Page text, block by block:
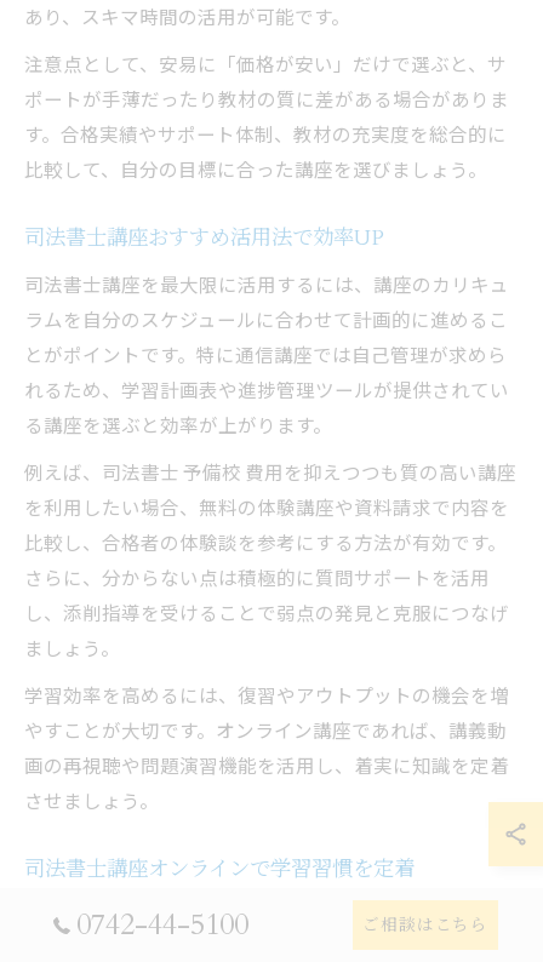
あり、スキマ時間の活用が可能です。
注意点として、安易に「価格が安い」だけで選ぶと、サ
ポートが手薄だったり教材の質に差がある場合がありま
す。合格実績やサポート体制、教材の充実度を総合的に
比較して、自分の目標に合った講座を選びましょう。
司法書士講座おすすめ活用法で効率UP
司法書士講座を最大限に活用するには、講座のカリキュ
ラムを自分のスケジュールに合わせて計画的に進めるこ
とがポイントです。特に通信講座では自己管理が求めら
れるため、学習計画表や進捗管理ツールが提供されてい
る講座を選ぶと効率が上がります。
例えば、司法書士 予備校 費用を抑えつつも質の高い講座
を利用したい場合、無料の体験講座や資料請求で内容を
比較し、合格者の体験談を参考にする方法が有効です。
さらに、分からない点は積極的に質問サポートを活用
し、添削指導を受けることで弱点の発見と克服につなげ
ましょう。
学習効率を高めるには、復習やアウトプットの機会を増
やすことが大切です。オンライン講座であれば、講義動
画の再視聴や問題演習機能を活用し、着実に知識を定着
させましょう。
司法書士講座オンラインで学習習慣を定着
近年、司法書士講座 オンラインは多くの受験生に選ばれ
ています。オンライン学習は自宅や外出先でも自分のペ
0742-44-5100 ご相談はこちら